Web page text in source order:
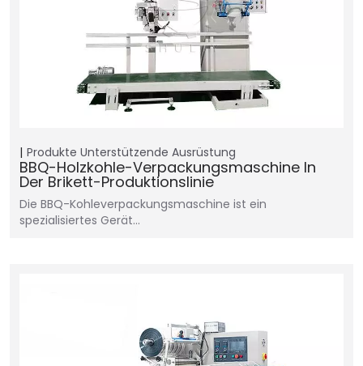
Produkte Unterstützende Ausrüstung
BBQ-Holzkohle-Verpackungsmaschine In
Der Brikett-Produktionslinie
Die BBQ-Kohleverpackungsmaschine ist ein
spezialisiertes Gerät...